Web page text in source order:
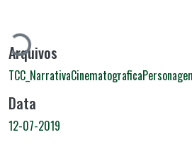
Arquivos
Data
12-07-2019